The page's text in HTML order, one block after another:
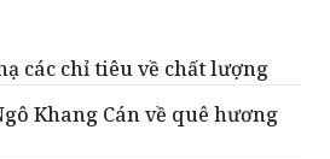
các chỉ tiêu về chất lượng
Khang Cán về quê hương